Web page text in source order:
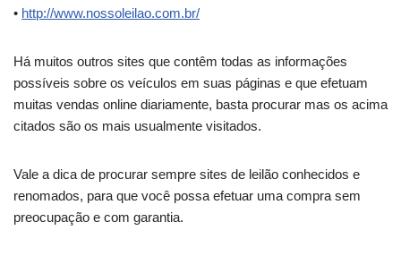
• http://www.nossoleilao.com.br/
Há muitos outros sites que contêm todas as informações
possíveis sobre os veículos em suas páginas e que efetuam
muitas vendas online diariamente, basta procurar mas os acima
citados são os mais usualmente visitados.
Vale a dica de procurar sempre sites de leilão conhecidos e
renomados, para que você possa efetuar uma compra sem
preocupação e com garantia.